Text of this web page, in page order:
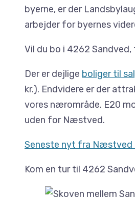
byerne, er der
arbejder for byernes
Vil du bo i 4262
Der er dejlige boliger til
kr.). Endvidere er der
vores nærområde. E20
uden for Næstved.
Seneste nyt fra Næstved
Kom en tur til 4262